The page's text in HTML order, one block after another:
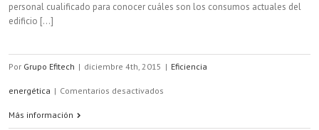
personal cualificado para conocer cuáles son los consumos actuales del
edificio [...]
Por Grupo Efitech | diciembre 4th, 2015 | Eficiencia
energética | Comentarios desactivados
Más información